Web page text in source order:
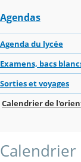
Agendas
Agenda du lycée
Examens, bacs
Sorties et voyages
Calendrier de